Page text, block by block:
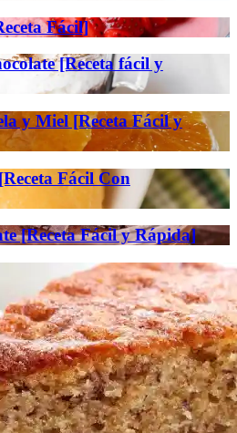
Fácil]
[Receta fácil y
y Miel [Receta Fácil y
Fácil Con
[Receta Fácil y Rápida]